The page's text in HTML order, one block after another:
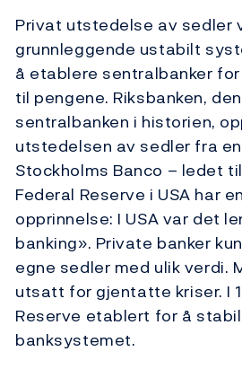
Privat utstedelse av sedler
grunnleggende ustabilt
å etablere sentralbanker
til pengene. Riksbanken,
sentralbanken i historien,
utstedelsen av sedler fra
Stockholms Banco – ledet
Federal Reserve i USA har
opprinnelse: I USA var det
banking». Private banker
egne sedler med ulik verdi.
utsatt for gjentatte kriser. I
Reserve etablert for å
banksystemet.